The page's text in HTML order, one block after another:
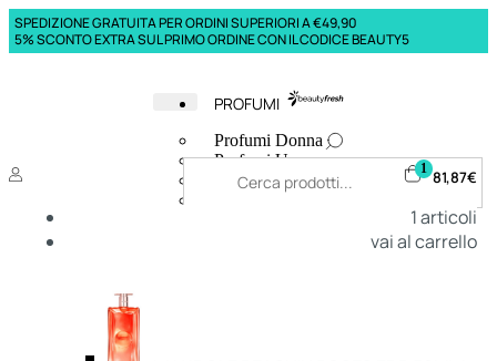
SPEDIZIONE GRATUITA PER ORDINI SUPERIORI A €49,90
5% SCONTO EXTRA SUL PRIMO ORDINE CON IL CODICE BEAUTY5
PROFUMI
Profumi Donna
Profumi Uomo
Deodoranti Donna
1 81,87€
1articoli
vai al carrello